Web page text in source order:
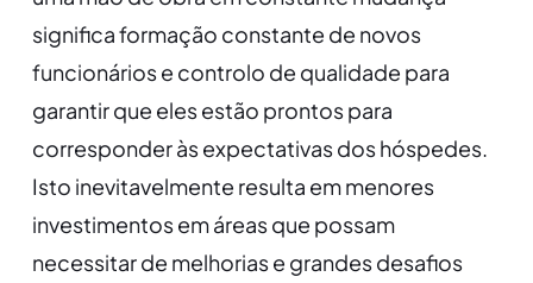
significa formação constante de novos
funcionários e controlo de qualidade para
garantir que eles estão prontos para
corresponder às expectativas dos hóspedes.
Isto inevitavelmente resulta em menores
investimentos em áreas que possam
necessitar de melhorias e grandes desafios